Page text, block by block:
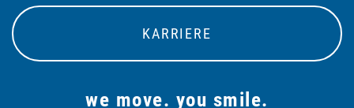
KARRIERE
we move. you smile.